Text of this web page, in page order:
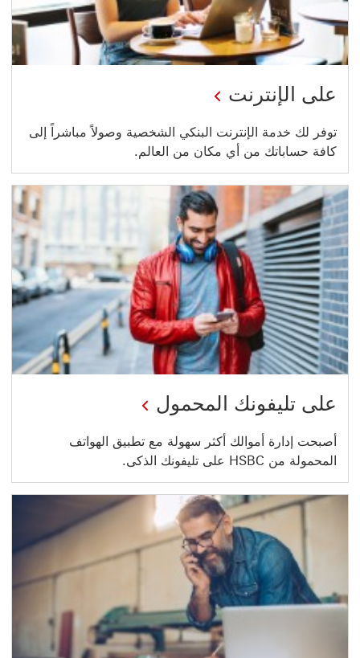
على الإنترنت
توفر لك خدمة الإنترنت البنكي الشخصية وصولاً مباشراً إلى
كافة حساباتك من أي مكان من العالم.
على تليفونك المحمول
أصبحت إدارة أموالك أكثر سهولة مع تطبيق الهواتف
المحمولة من HSBC على تليفونك الذكى.